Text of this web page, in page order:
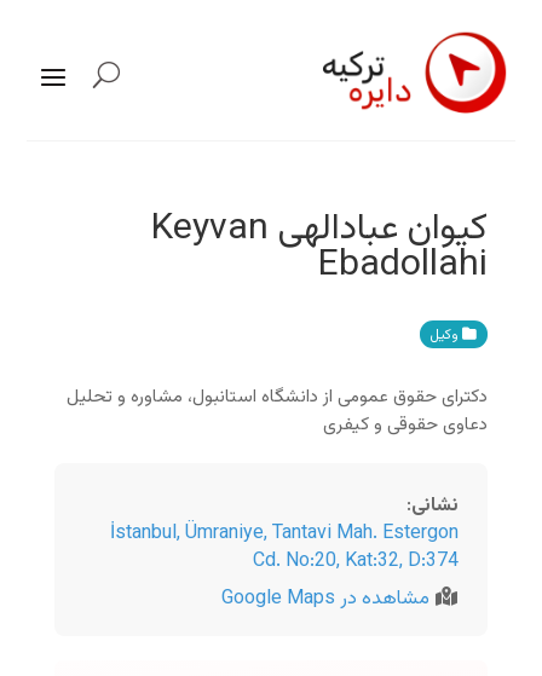
کیوان عبادالهی Keyvan
Ebadollahi
وکیل
دکترای حقوق عمومی از دانشگاه استانبول، مشاوره و تحلیل
دعاوی حقوقی‌ و کیفری
نشانی:
İstanbul,Ümraniye, Tantavi Mah. Estergon
Cd. No:20, Kat:32, D:374
مشاهده در Google Maps